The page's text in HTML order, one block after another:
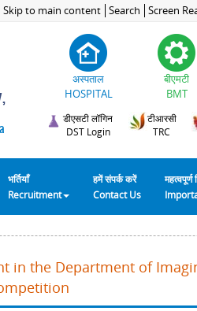
Skip to main content Search Screen
अस्पताल
HOSPITAL
बीएमटी
BMT
डीएसटी लॉगिन
DST Login
टीआरसी
TRC
भर्तियाँ
Recruitment
हमें संपर्क करें
Contact Us
in the Department of